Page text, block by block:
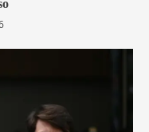
Segurança